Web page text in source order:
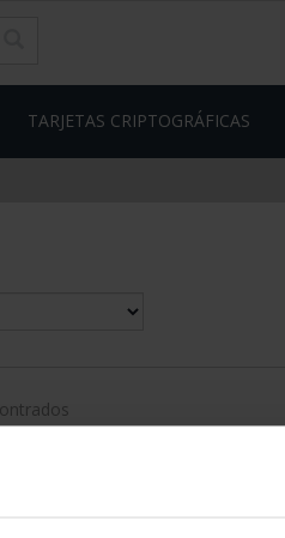
TARJETAS CRIPTOGRÁFICAS